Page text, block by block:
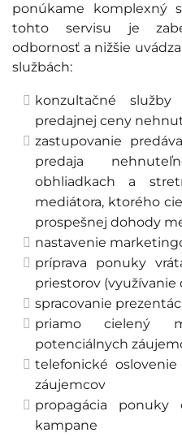
ponúkame komplexný
tohto servisu je
odbornosť a nižšie
službách:
konzultačné
predajnej ceny
zastupovanie
predaja
obhliadkach a
mediátora, ktorého
prospešnej dohody
nastavenie
príprava ponuky
priestorov (využívanie
spracovanie
priamo cielený
potenciálnych
telefonické
záujemcov
propagácia ponuky
kampane